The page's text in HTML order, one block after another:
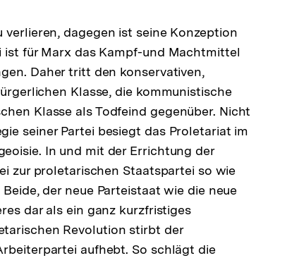
dagegen ist seine Konzeption
ist für Marx das Kampf-und Machtmittel
Daher tritt den konservativen,
Klasse, die kommunistische
Klasse als Todfeind gegenüber. Nicht
seiner Partei besiegt das Proletariat im
In und mit der Errichtung der
zur proletarischen Staatspartei so wie
der neue Parteistaat wie die neue
dar als ein ganz kurzfristiges
Revolution stirbt der
aufhebt. So schlägt die